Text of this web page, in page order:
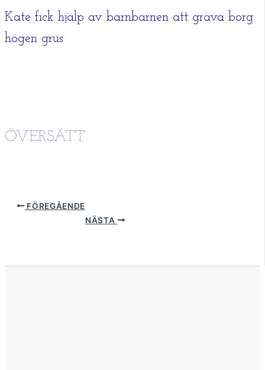
Kate fick hjälp av barnbarnen att gräva borg
högen grus
ÖVERSÄTT
FÖREGÅENDE
NÄSTA